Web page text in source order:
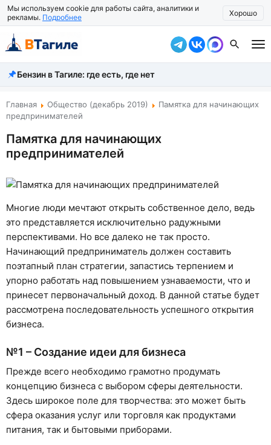
Мы используем cookie для работы сайта, аналитики и
рекламы. Подробнее Хорошо
Все новости
Происшествия
Власть
Жизнь
Общество
Рассказать новость
Бензин в Тагиле: где есть, где нет
Главная Общество (декабрь 2019)
Памятка для начинающих
предпринимателей
Памятка для начинающих
предпринимателей
Многие люди мечтают открыть собственное дело, ведь
это представляется исключительно радужными
перспективами. Но все далеко не так просто.
Начинающий предприниматель должен составить
поэтапный план стратегии, запастись терпением и
упорно работать над повышением узнаваемости, что и
принесет первоначальный доход. В данной статье будет
рассмотрена последовательность успешного открытия
бизнеса.
№1 – Создание идеи для бизнеса
Прежде всего необходимо грамотно продумать
концепцию бизнеса с выбором сферы деятельности.
Здесь широкое поле для творчества: это может быть
сфера оказания услуг или торговля как продуктами
питания, так и бытовыми приборами.